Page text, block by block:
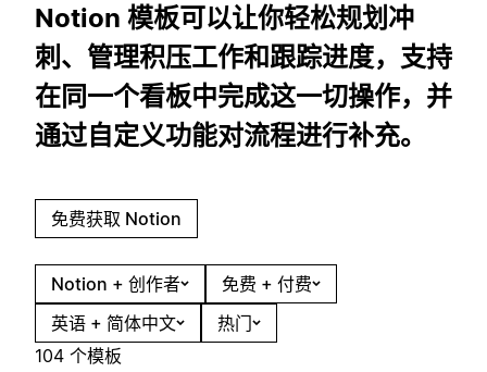
Notion 模板可以让你轻松规划冲
刺、管理积压工作和跟踪进度，支持
在同一个看板中完成这一切操作，并
通过自定义功能对流程进行补充。
免费获取 Notion
Notion + 创作者
免费 + 付费
英语 + 简体中文
热门
104 个模板